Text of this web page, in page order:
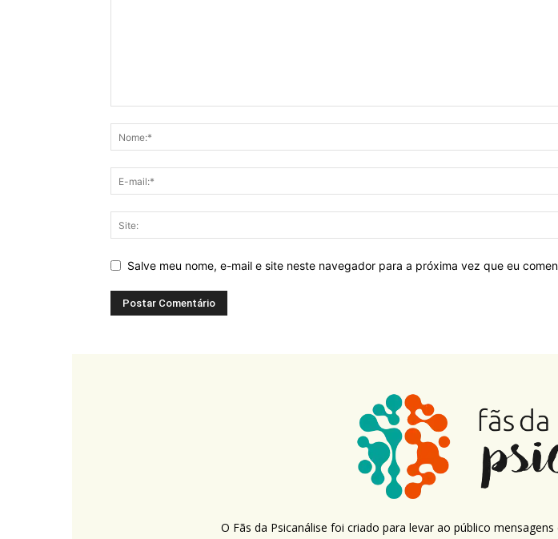
Salve meu nome, e-mail e site neste navegador para a próxima vez que eu
O Fãs da Psicanálise foi criado para levar ao público